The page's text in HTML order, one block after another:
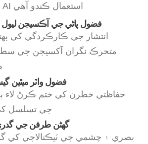
سڃاڻڻ لاء AI استعمال ڪندو آهي
فضول پاڻي جي آڪسيجن ليول
انتشار جي ڪارڪردگي کي بهتر
متحرڪ نگران آکسيجن جي
فضول واٽر ميٿين
حفاظتي خطرن کي ختم ڪرڻ لاء
جي تسلسل
گھڻن طرفن جي
بصري ۽ چشمي جي ٽيڪنالاجي کي